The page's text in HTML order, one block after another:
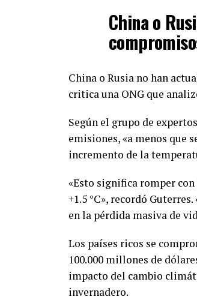
China o
China o Rusia no han
critica una ONG que
Según el grupo de
emisiones, «a menos que
incremento de la
«Esto significa romper con
+1.5 °C», recordó
en la pérdida masiva de
Los países ricos se
100.000 millones de
impacto del cambio
invernadero.